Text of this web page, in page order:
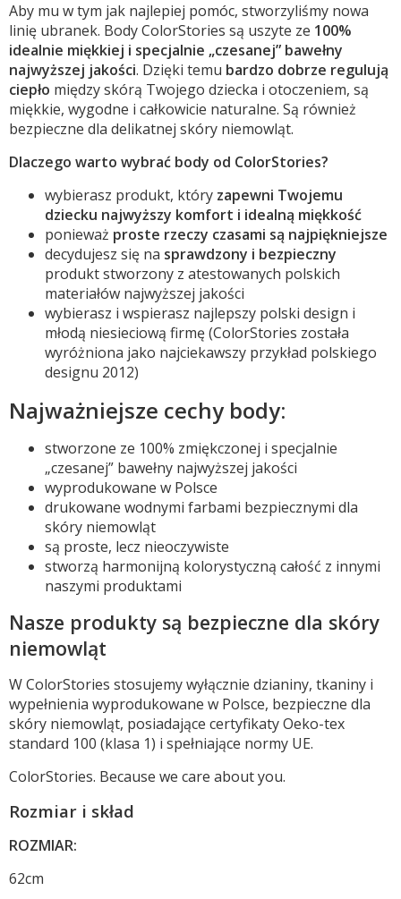
Aby mu w tym jak najlepiej pomóc, stworzyliśmy nowa
linię ubranek. Body ColorStories są uszyte ze 100%
idealnie miękkiej i specjalnie „czesanej” bawełny
najwyższej jakości. Dzięki temu bardzo dobrze regulują
ciepło między skórą Twojego dziecka i otoczeniem, są
miękkie, wygodne i całkowicie naturalne. Są również
bezpieczne dla delikatnej skóry niemowląt.
Dlaczego warto wybrać body od ColorStories?
wybierasz produkt, który zapewni Twojemu
dziecku najwyższy komfort i idealną miękkość
ponieważ proste rzeczy czasami są najpiękniejsze
decydujesz się na sprawdzony i bezpieczny
produkt stworzony z atestowanych polskich
materiałów najwyższej jakości
wybierasz i wspierasz najlepszy polski design i
młodą niesieciową firmę (ColorStories została
wyróżniona jako najciekawszy przykład polskiego
designu 2012)
Najważniejsze cechy body:
stworzone ze 100% zmiękczonej i specjalnie
„czesanej” bawełny najwyższej jakości
wyprodukowane w Polsce
drukowane wodnymi farbami bezpiecznymi dla
skóry niemowląt
są proste, lecz nieoczywiste
stworzą harmonijną kolorystyczną całość z innymi
naszymi produktami
Nasze produkty są bezpieczne dla skóry
niemowląt
W ColorStories stosujemy wyłącznie dzianiny, tkaniny i
wypełnienia wyprodukowane w Polsce, bezpieczne dla
skóry niemowląt, posiadające certyfikaty Oeko-tex
standard 100 (klasa 1) i spełniające normy UE.
ColorStories. Because we care about you.
Rozmiar i skład
ROZMIAR:
62cm